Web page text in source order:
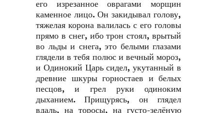
его изрезанное оврагами морщин
каменное лицо. Он закидывал голову,
тяжелая корона валилась с его головы
прямо в снег, ибо трон стоял, врытый
во льды и снега, это белыми глазами
глядели в тебя полюс и вечный мороз,
и Одинокий Царь сидел, укутанный в
древние шкуры горностаев и белых
песцов, и грел руки одиноким
дыханием. Прищурясь, он глядел
вдаль, на торосы, на густо-зелёную